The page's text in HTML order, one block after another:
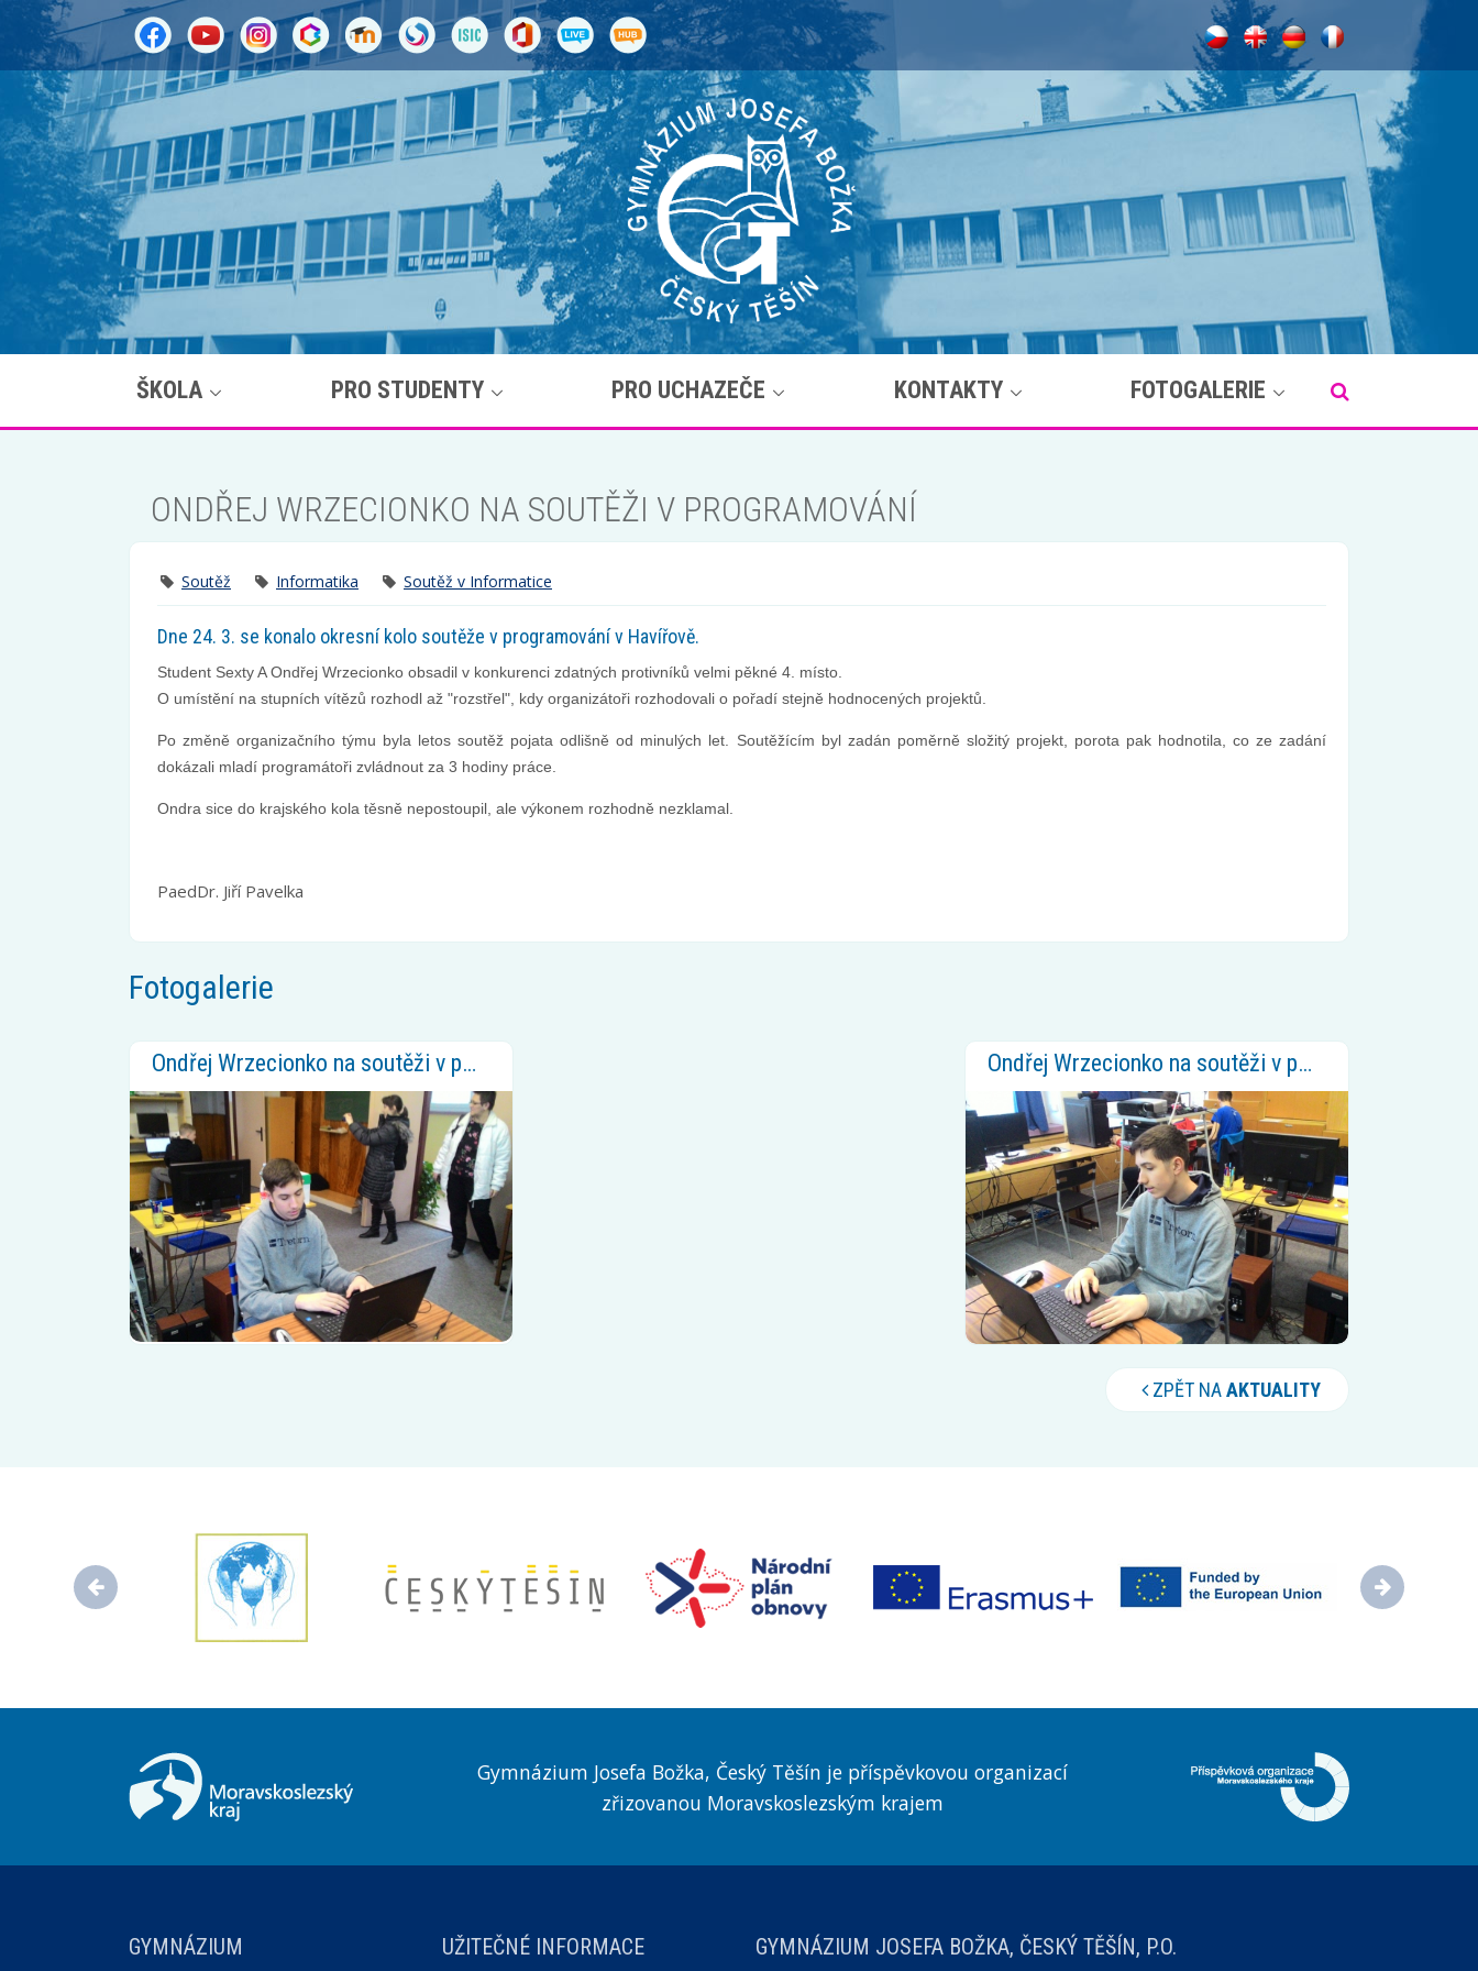
ŠKOLA PRO STUDENTY PRO UCHAZEČE KONTAKTY FOTOGALERIE
ONDŘEJ WRZECIONKO NA SOUTĚŽI V PROGRAMOVÁNÍ
Soutěž Informatika Soutěž v Informatice
Dne 24. 3. se konalo okresní kolo soutěže v programování v Havířově.
Student Sexty A Ondřej Wrzecionko obsadil v konkurenci zdatných protivníků velmi pěkné 4. místo.
O umístění na stupních vítězů rozhodl až "rozstřel", kdy organizátoři rozhodovali o pořadí stejně hodnocených projektů.
Po změně organizačního týmu byla letos soutěž pojata odlišně od minulých let. Soutěžícím byl zadán poměrně složitý projekt, porota pak hodnotila, co ze zadání
dokázali mladí programátoři zvládnout za 3 hodiny práce.
Ondra sice do krajského kola těsně nepostoupil, ale výkonem rozhodně nezklamal.
PaedDr. Jiří Pavelka
Fotogalerie
Ondřej Wrzecionko na soutěži v programování Ondřej Wrzecionko na soutěži v programování
ZPĚT NAAKTUALITY
Gymnázium Josefa Božka, Český Těšín je příspěvkovou organizací
zřizovanou Moravskoslezským krajem
GYMNÁZIUM UŽITEČNÉ INFORMACE GYMNÁZIUM JOSEFA BOŽKA, ČESKÝ TĚŠÍN, P.O.